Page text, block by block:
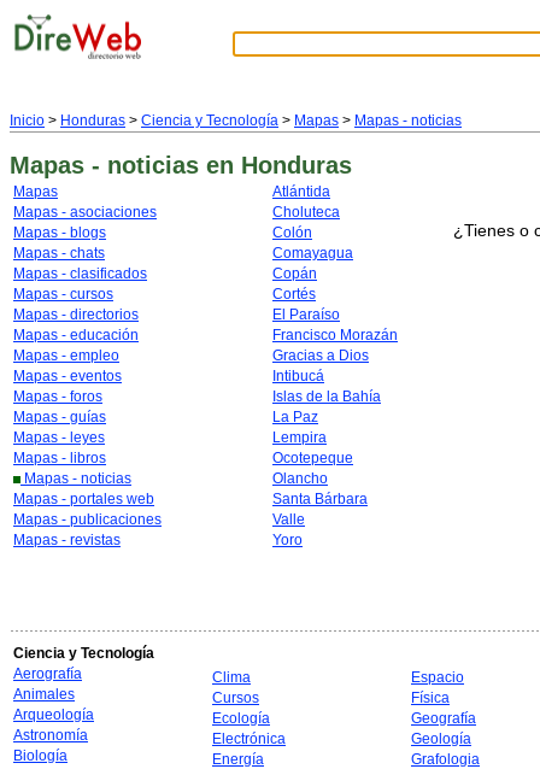
Inicio > Honduras > Ciencia y Tecnología > Mapas > Mapas - noticias
Mapas - noticias en Honduras
Mapas
Mapas - asociaciones
Mapas - blogs
Mapas - chats
Mapas - clasificados
Mapas - cursos
Mapas - directorios
Mapas - educación
Mapas - empleo
Mapas - eventos
Mapas - foros
Mapas - guías
Mapas - leyes
Mapas - libros
Mapas - noticias
Mapas - portales web
Mapas - publicaciones
Mapas - revistas
Atlántida
Choluteca
Colón
Comayagua
Copán
Cortés
El Paraíso
Francisco Morazán
Gracias a Dios
Intibucá
Islas de la Bahía
La Paz
Lempira
Ocotepeque
Olancho
Santa Bárbara
Valle
Yoro
¿Tienes o
Ciencia y Tecnología
Aerografía
Animales
Arqueología
Astronomía
Biología
Clima
Cursos
Ecología
Electrónica
Energía
Espacio
Física
Geografía
Geología
Grafologia